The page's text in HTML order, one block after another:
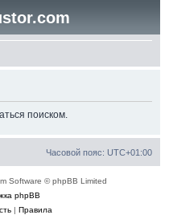
поиском.
Часовой пояс: UTC+01:00
Software © phpBB Limited
phpBB
| Правила